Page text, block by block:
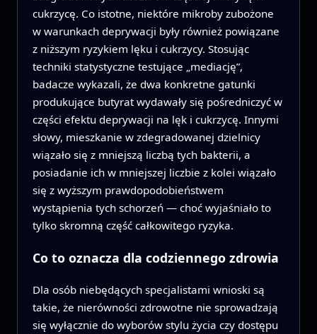
cukrzycę. Co istotne, niektóre mikroby zubożone
w warunkach deprywacji były również powiązane
z niższym ryzykiem lęku i cukrzycy. Stosując
techniki statystyczne testujące „mediację”,
badacze wykazali, że dwa konkretne gatunki
produkujące butyrat wydawały się pośredniczyć w
części efektu deprywacji na lęk i cukrzycę. Innymi
słowy, mieszkanie w zdegradowanej dzielnicy
wiązało się z mniejszą liczbą tych bakterii, a
posiadanie ich w mniejszej liczbie z kolei wiązało
się z wyższym prawdopodobieństwem
wystąpienia tych schorzeń — choć wyjaśniało to
tylko skromną część całkowitego ryzyka.
Co to oznacza dla codziennego zdrowia
Dla osób niebędących specjalistami wnioski są
takie, że nierówności zdrowotne nie sprowadzają
się wyłącznie do wyborów stylu życia czy dostępu